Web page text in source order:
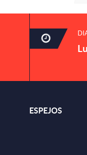
ESPEJOS